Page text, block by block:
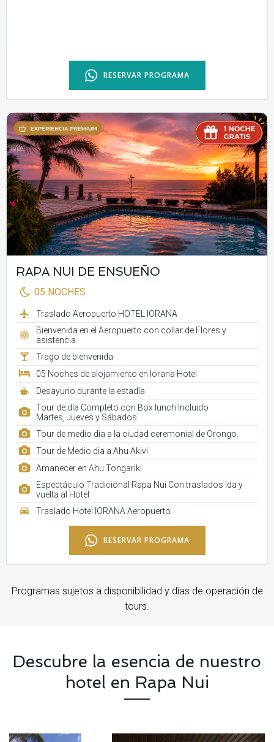
RESERVAR PROGRAMA
RAPA NUI DE ENSUEÑO
05 NOCHES
Traslado Aeropuerto HOTEL IORANA
Bienvenida en el Aeropuerto con collar de Flores y
asistencia
Trago de bienvenida
05 Noches de alojamiento en Iorana Hotel
Desayuno durante la estadía
Tour de día Completo con Box lunch Incluido
Martes, Jueves y Sábados
Tour de medio dia a la ciudad ceremonial de Orongo.
Tour de Medio dia a Ahu Akivi
Amanecer en Ahu Tongariki.
Espectáculo Tradicional Rapa Nui Con traslados Ida y
vuelta al Hotel
Traslado Hotel IORANA Aeropuerto
RESERVAR PROGRAMA
Programas sujetos a disponibilidad y días de operación de
tours.
Descubre la esencia de nuestro
hotel en Rapa Nui